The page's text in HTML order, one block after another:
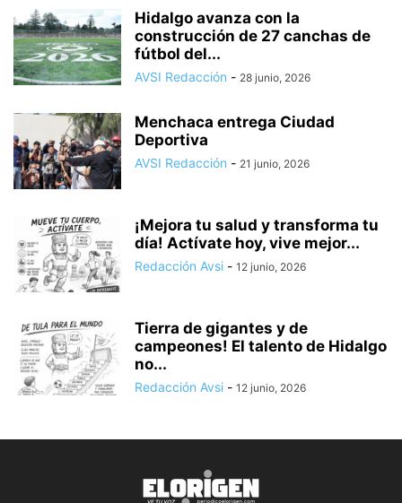
Hidalgo avanza con la
construcción de 27 canchas de
fútbol del...
AVSI Redacción - 28 junio, 2026
Menchaca entrega Ciudad
Deportiva
AVSI Redacción - 21 junio, 2026
¡Mejora tu salud y transforma tu
día! Actívate hoy, vive mejor...
Redacción Avsi - 12 junio, 2026
Tierra de gigantes y de
campeones! El talento de Hidalgo
no...
Redacción Avsi - 12 junio, 2026